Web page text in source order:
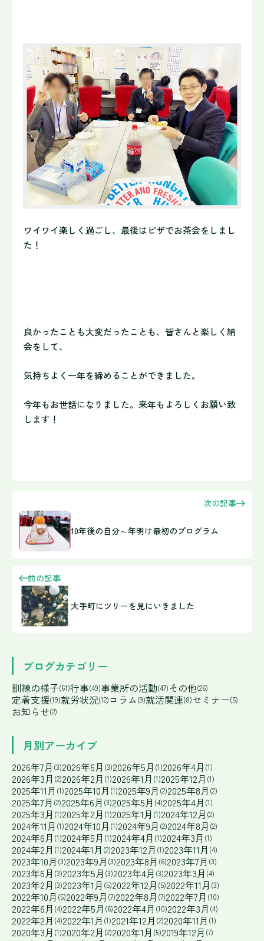
ワイワイ楽しく過ごし、最後はピザでお茶会をしまし
た！
良かったことも大変だったことも、皆さんと楽しく納
会をして、
気持ちよく一年を締めることができました。
今年もお世話になりました。来年もよろしくお願い致
します！
次の記事
10年後の自分～年明け最初のプログラム
前の記事
大手町にツリーを見にいきました
ブログカテゴリー
訓練の様子(61)行事(49)事業所の活動(47)その他(26)
定着支援(19)就労状況(12)コラム(9)就活関連(8)セミナー(5)
お知らせ(2)
月別アーカイブ
2026年7月 (3)2026年6月 (3)2026年5月 (1)2026年4月 (1)
2026年3月 (2)2026年2月 (1)2026年1月 (1)2025年12月 (1)
2025年11月 (1)2025年10月 (1)2025年9月 (2)2025年8月 (2)
2025年7月 (2)2025年6月 (3)2025年5月 (4)2025年4月 (1)
2025年3月 (1)2025年2月 (1)2025年1月 (1)2024年12月 (2)
2024年11月 (1)2024年10月 (1)2024年9月 (2)2024年8月 (2)
2024年6月 (1)2024年5月 (1)2024年4月 (1)2024年3月 (1)
2024年2月 (1)2024年1月 (2)2023年12月 (1)2023年11月 (4)
2023年10月 (3)2023年9月 (3)2023年8月 (6)2023年7月 (3)
2023年6月 (3)2023年5月 (3)2023年4月 (3)2023年3月 (4)
2023年2月 (3)2023年1月 (5)2022年12月 (5)2022年11月 (3)
2022年10月 (5)2022年9月 (7)2022年8月 (7)2022年7月 (10)
2022年6月 (4)2022年5月 (6)2022年4月 (10)2022年3月 (4)
2022年2月 (4)2022年1月 (1)2021年12月 (2)2020年11月 (1)
2020年3月 (1)2020年2月 (2)2020年1月 (5)2019年12月 (7)